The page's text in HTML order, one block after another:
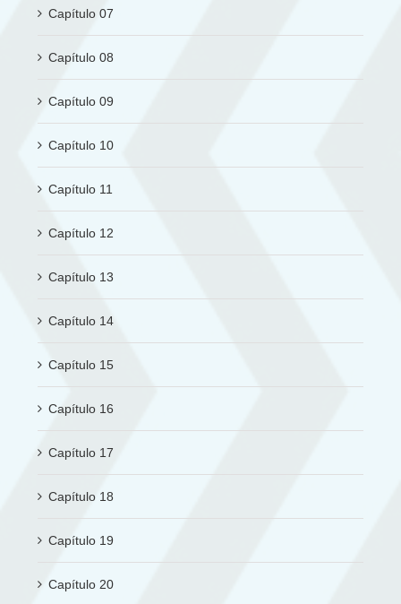
Capítulo 07
Capítulo 08
Capítulo 09
Capítulo 10
Capítulo 11
Capítulo 12
Capítulo 13
Capítulo 14
Capítulo 15
Capítulo 16
Capítulo 17
Capítulo 18
Capítulo 19
Capítulo 20